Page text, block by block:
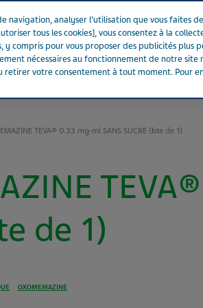
TEVA® 0.33 mg-ml SANS SUCRE (bte de 1)
de 1)
OXOMEMAZINE
navigation, analyser l’utilisation que vous faites
tous les cookies], vous consentez à la
y compris pour vous proposer des publicités plus
nécessaires au fonctionnement de notre site
retirer votre consentement à tout moment. Pour